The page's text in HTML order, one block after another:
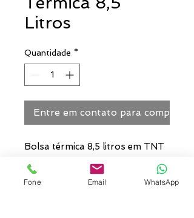
Litros
Quantidade *
Entre em contato para comprar
Bolsa térmica 8,5 litros em TNT
com alças laterais para mãos,
revestimento interno de manta
Fone Email WhatsApp